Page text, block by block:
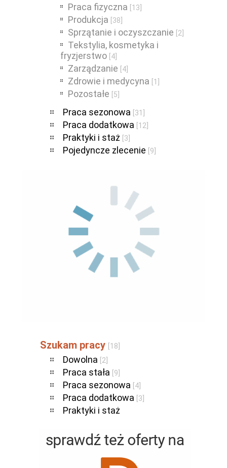
Praca fizyczna [13]
Produkcja [38]
Sprzątanie i oczyszczanie [2]
Tekstylia, kosmetyka i
fryzjerstwo [4]
Zarządzanie [4]
Zdrowie i medycyna [1]
Pozostałe [5]
Praca sezonowa [31]
Praca dodatkowa [12]
Praktyki i staż [3]
Pojedyncze zlecenie [9]
Szukam pracy [18]
Dowolna [2]
Praca stała [9]
Praca sezonowa [4]
Praca dodatkowa [3]
Praktyki i staż